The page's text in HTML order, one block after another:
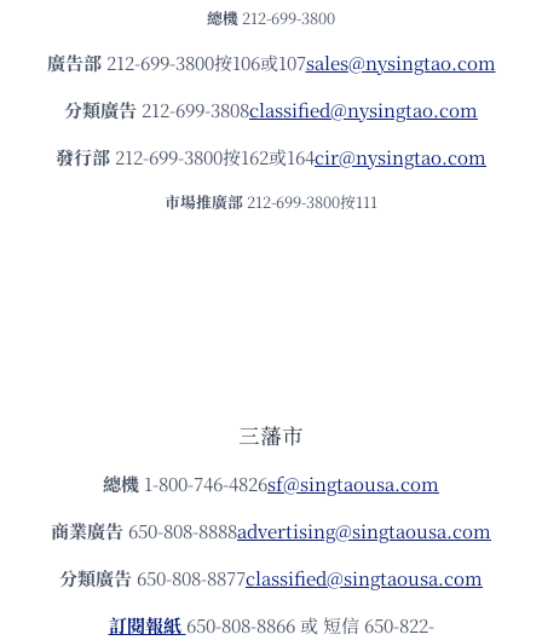
總機 212-699-3800
廣告部212-699-3800按106或107sales@nysingtao.com
分類廣告 212-699-3808classified@nysingtao.com
發⾏部 212-699-3800按162或164cir@nysingtao.com
市場推廣部 212-699-3800按111
三藩市
總機 1-800-746-4826sf@singtaousa.com
商業廣告 650-808-8888advertising@singtaousa.com
分類廣告 650-808-8877classified@singtaousa.com
訂閱報紙 650-808-8866 或 短信 650-822-